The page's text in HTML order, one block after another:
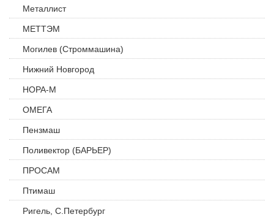
Металлист
МЕТТЭМ
Могилев (Строммашина)
Нижний Новгород
НОРА-М
ОМЕГА
Пензмаш
Поливектор (БАРЬЕР)
ПРОСАМ
Птимаш
Ригель, С.Петербург